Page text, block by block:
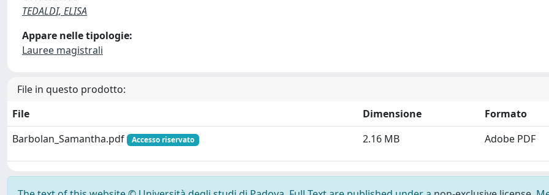
TEDALDI, ELISA
Appare nelle tipologie:
Lauree magistrali
File in questo prodotto:
File
Dimensione
Formato
Barbolan_Samantha.pdf
Accesso riservato 2.16 MB Adobe PDF